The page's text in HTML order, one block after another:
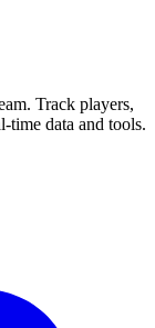
Track players,
time data and tools.